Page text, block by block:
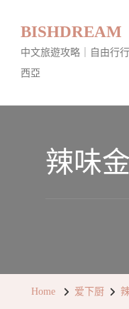
BISHDREAM
中文旅遊攻略｜自由行
西亞
辣味
Home 爱下厨